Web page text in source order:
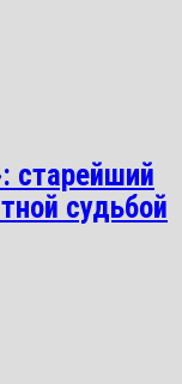
старейший
судьбой